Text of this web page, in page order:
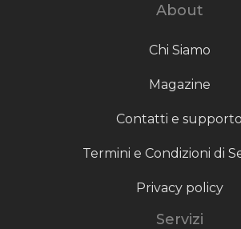
About
Chi Siamo
Magazine
Contatti e supporto
Termini e Condizioni di
Privacy policy
Servizi